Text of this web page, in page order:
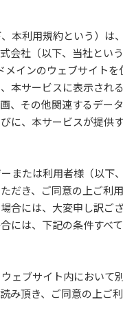
本利用規約という）
会社（以下、当社とい
インのウェブサイト
本サービスに表示され
、その他関連するデー
に、本サービスが提供
または利用者様（以下
だき、ご同意の上ご利
合には、大変申し訳ご
には、下記の条件すべ
ェブサイト内において
み頂き、ご同意の上ご利